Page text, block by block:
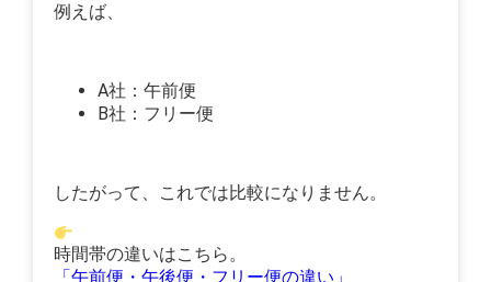
例えば、
A社：午前便
B社：フリー便
したがって、これでは比較になりません。
時間帯の違いはこちら。
「午前便・午後便・フリー便の違い」